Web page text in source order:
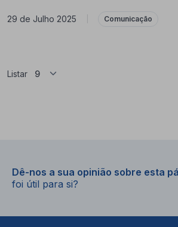
29 de Julho 2025 Comunicação
Listar
Dê-nos a sua opinião sobre esta
foi útil para si?